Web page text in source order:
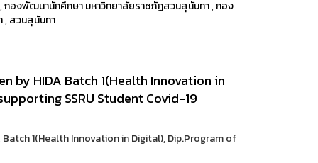
กองพัฒนานักศึกษา มหาวิทยาลัยราชภัฏสวนสุนันทา,กอง
,สวนสุนันทา
by HIDA Batch 1(Health Innovation in
SSRU Student Covid-19
Batch 1(Health Innovation in Digital), Dip.Program of